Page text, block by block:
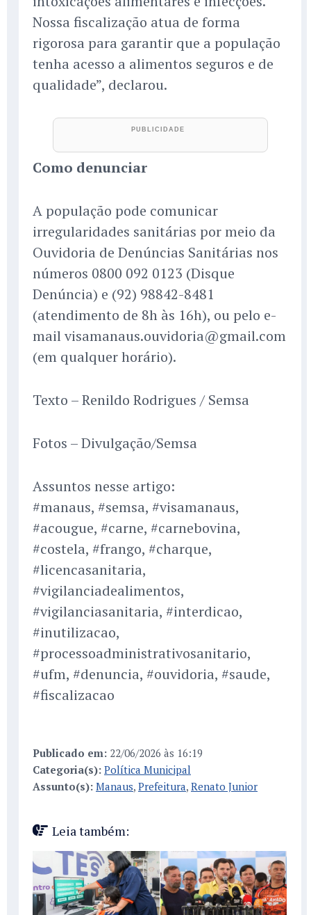
Nossa fiscalização atua de forma
rigorosa para garantir que a população
tenha acesso a alimentos seguros e de
qualidade”, declarou.
Como denunciar
A população pode comunicar
irregularidades sanitárias por meio da
Ouvidoria de Denúncias Sanitárias nos
números 0800 092 0123 (Disque
Denúncia) e (92) 98842-8481
(atendimento de 8h às 16h), ou pelo e-
mail visamanaus.ouvidoria@gmail.com
(em qualquer horário).
Texto – Renildo Rodrigues / Semsa
Fotos – Divulgação/Semsa
Assuntos nesse artigo:
#manaus, #semsa, #visamanaus,
#acougue, #carne, #carnebovina,
#costela, #frango, #charque,
#licencasanitaria,
#vigilanciadealimentos,
#vigilanciasanitaria, #interdicao,
#inutilizacao,
#processoadministrativosanitario,
#ufm, #denuncia, #ouvidoria, #saude,
#fiscalizacao
Publicado em: 22/06/2026 às 16:19
Categoria(s): Política Municipal
Assunto(s): Manaus, Prefeitura, Renato Junior
Leia também: